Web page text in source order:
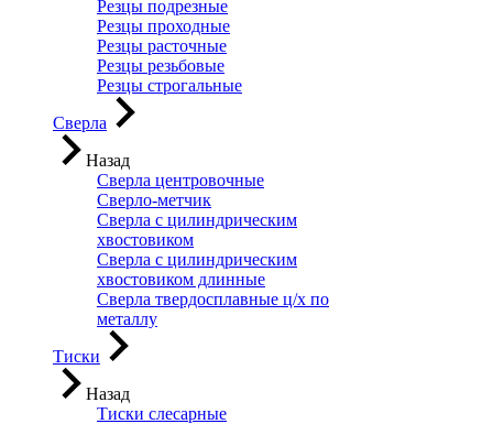
Резцы подрезные
Резцы проходные
Резцы расточные
Резцы резьбовые
Резцы строгальные
Сверла
Назад
Сверла центровочные
Сверло-метчик
Сверла с цилиндрическим
хвостовиком
Сверла с цилиндрическим
хвостовиком длинные
Сверла твердосплавные ц/х по
металлу
Тиски
Назад
Тиски слесарные